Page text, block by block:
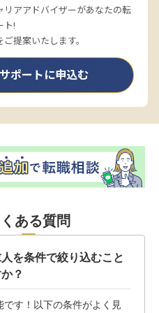
リアアドバイザーがあなたの転
ト!
提案いたします。
サポートに申込む
ある質問
を条件で絞り込むこと
？
です！以下の条件がよく見